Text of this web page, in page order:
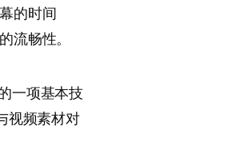
的时间
流畅性。
一项基本技
视频素材对